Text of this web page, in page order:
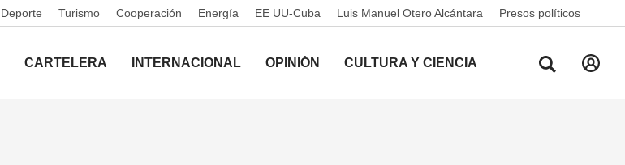
Deporte Turismo Cooperación Energía EE UU-Cuba Luis Manuel Otero Alcántara Presos políticos
CARTELERA INTERNACIONAL OPINIÓN CULTURA Y CIENCIA